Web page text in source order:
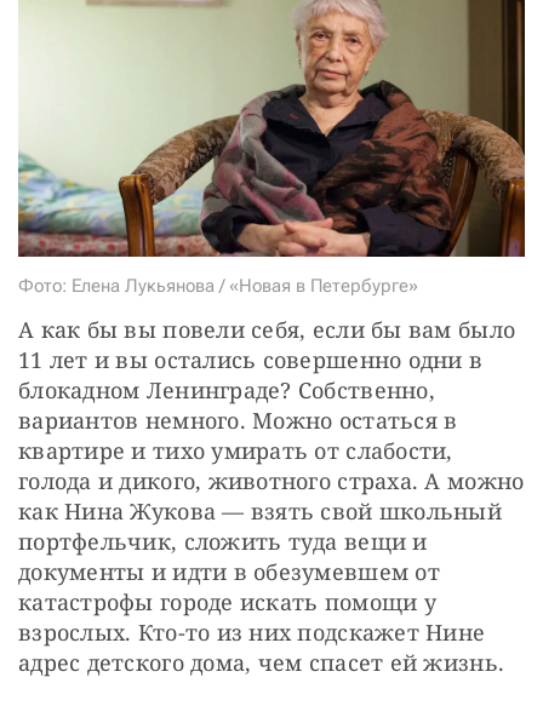
Фото: Елена Лукьянова / «Новая в Петербурге»
А как бы вы повели себя, если бы вам было
11 лет и вы остались совершенно одни в
блокадном Ленинграде? Собственно,
вариантов немного. Можно остаться в
квартире и тихо умирать от слабости,
голода и дикого, животного страха. А можно
как Нина Жукова — взять свой школьный
портфельчик, сложить туда вещи и
документы и идти в обезумевшем от
катастрофы городе искать помощи у
взрослых. Кто-то из них подскажет Нине
адрес детского дома, чем спасет ей жизнь.
СТАТЬ СОУЧАСТНИКОМ
ПОДЕЛИТЬСЯ С ДРУЗЬЯМИ
Если у вас есть вопросы, пишите donate@novayagazeta.ru